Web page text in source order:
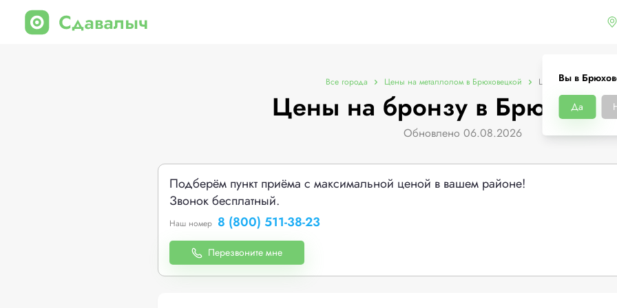
Вы в
Да
Все города Цены на металлолом в Брюховецкой Цены на бронзу
Цены на бронзу в
Обновлено 06.08.2026
Подберём пункт приёма с максимальной ценой в вашем районе!
Звонок бесплатный.
Наш номер 8 (800) 511-38-23
Перезвоните мне